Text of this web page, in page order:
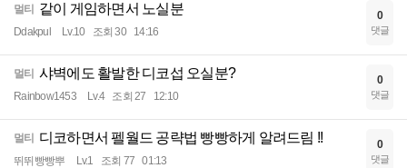
멀티 같이 게임하면서 노실분
Ddakpul Lv.10 조회 30 14:16
0
댓글
멀티 샤벽에도 활발한 디코섭 오실분?
Rainbow1453 Lv.4 조회 27 12:10
0
댓글
멀티 디코하면서 펠월드 공략법 빵빵하게 알려드림 !!
뛰뛰빵빵뿌 Lv.1 조회 77 01:13
0
댓글